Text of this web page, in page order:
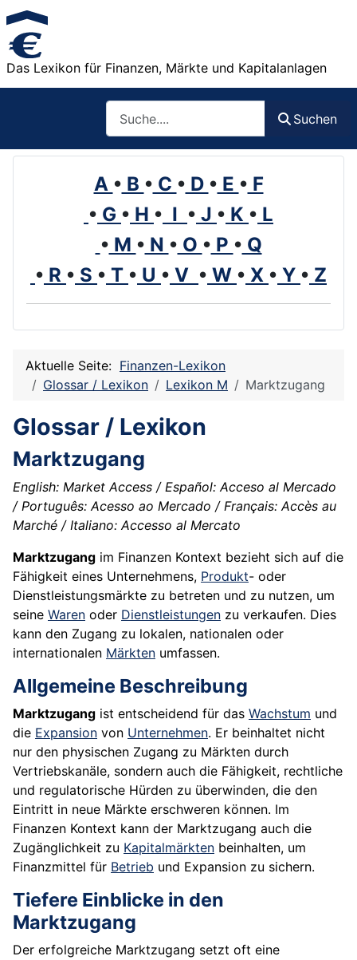
Das Lexikon für Finanzen, Märkte und Kapitalanlagen
Suchen
A • B • C • D • E • F
• G • H • I • J • K • L
• M • N • O • P • Q
• R • S • T • U • V • W • X • Y • Z
Aktuelle Seite: Finanzen-Lexikon
Glossar / Lexikon
Lexikon M Marktzugang
Glossar / Lexikon
Marktzugang
English: Market Access / Español: Acceso al Mercado
/ Português: Acesso ao Mercado / Français: Accès au
Marché / Italiano: Accesso al Mercato
Marktzugang im Finanzen Kontext bezieht sich auf die
Fähigkeit eines Unternehmens, Produkt- oder
Dienstleistungsmärkte zu betreten und zu nutzen, um
seine Waren oder Dienstleistungen zu verkaufen. Dies
kann den Zugang zu lokalen, nationalen oder
internationalen Märkten umfassen.
Allgemeine Beschreibung
Marktzugang ist entscheidend für das Wachstum und
die Expansion von Unternehmen. Er beinhaltet nicht
nur den physischen Zugang zu Märkten durch
Vertriebskanäle, sondern auch die Fähigkeit, rechtliche
und regulatorische Hürden zu überwinden, die den
Eintritt in neue Märkte erschweren können. Im
Finanzen Kontext kann der Marktzugang auch die
Zugänglichkeit zu Kapitalmärkten beinhalten, um
Finanzmittel für Betrieb und Expansion zu sichern.
Tiefere Einblicke in den
Marktzugang
Der erfolgreiche Marktzugang setzt oft eine